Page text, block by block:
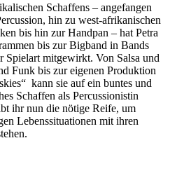
Schaffens – angefangen
hin zu west-afrikanischen
bis hin zur Handpan – hat Petra
bis zur Bigband in Bands
Spielart mitgewirkt. Von Salsa und
Funk bis zur eigenen Produktion
kann sie auf ein buntes und
Schaffen als Percussionistin
ihr nun die nötige Reife, um
Lebenssituationen mit ihren